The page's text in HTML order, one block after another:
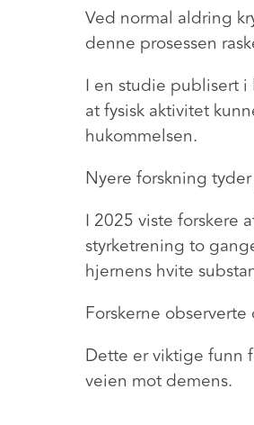
Ved normal aldring
denne prosessen
I en studie publisert i
at fysisk aktivitet
hukommelsen.
Nyere forskning
I 2025 viste forskere
styrketrening to
hjernens hvite
Forskerne
Dette er viktige funn
veien mot demens.